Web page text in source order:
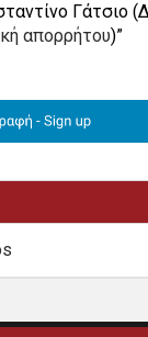
Γάτσιο
απορρήτου)”